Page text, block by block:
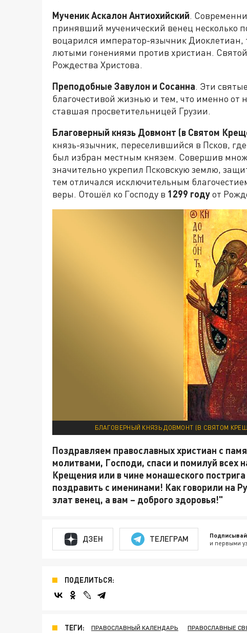
Мученик Аскалон Антиохийский.
принявший мученический венец несколько
воцарился император-язычник Диоклетиан,
лютыми гонениями против христиан.
Рождества Христова.
Преподобные Завулон и Сосанна. Эти святые
благочестивой жизнью и тем, что именно от
ставшая просветительницей Грузии.
Благоверный князь Довмонт (в Святом
князь-язычник, переселившийся в Псков,
был избран местным князем. Совершив
значительно укрепил Псковскую землю,
тем отличался исключительным
веры. Отошёл ко Господу в 1299 годуот
БЛАГОВЕРНЫЙ КНЯЗЬ ДОВМОНТ (В СВЯТОМ
Поздравляем православных христиан с
молитвами, Господи, спаси и помилуй всех
Крещения или в чине монашеского
поздравить с именинами! Как говорили на
злат венец, а вам – доброго здоровья!"
ДЗЕН ТЕЛЕГРАМ и первыми
ПОДЕЛИТЬСЯ:
ТЕГИ: ПРАВОСЛАВНЫЙ КАЛЕНДАРЬ ПРАВОСЛАВНЫЕ